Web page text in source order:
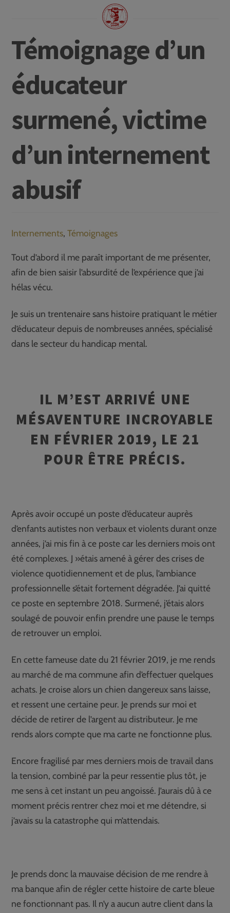
Témoignage d’un
éducateur
surmené, victime
d’un internement
abusif
Internements,Témoignages
Tout d’abord il me paraît important de me présenter,
afin de bien saisir l’absurdité de l’expérience que j’ai
hélas vécu.
Je suis un trentenaire sans histoire pratiquant le métier
d’éducateur depuis de nombreuses années, spécialisé
dans le secteur du handicap mental.
IL M’EST ARRIVÉ UNE
MÉSAVENTURE INCROYABLE
EN FÉVRIER 2019, LE 21
POUR ÊTRE PRÉCIS.
Après avoir occupé un poste d’éducateur auprès
d’enfants autistes non verbaux et violents durant onze
années, j’ai mis fin à ce poste car les derniers mois ont
été complexes. J »étais amené à gérer des crises de
violence quotidiennement et de plus, l’ambiance
professionnelle s’était fortement dégradée. J’ai quitté
ce poste en septembre 2018. Surmené, j’étais alors
soulagé de pouvoir enfin prendre une pause le temps
de retrouver un emploi.
En cette fameuse date du 21 février 2019, je me rends
au marché de ma commune afin d’effectuer quelques
achats. Je croise alors un chien dangereux sans laisse,
et ressent une certaine peur. Je prends sur moi et
décide de retirer de l’argent au distributeur. Je me
rends alors compte que ma carte ne fonctionne plus.
Encore fragilisé par mes derniers mois de travail dans
la tension, combiné par la peur ressentie plus tôt, je
me sens à cet instant un peu angoissé. J’aurais dû à ce
moment précis rentrer chez moi et me détendre, si
j’avais su la catastrophe qui m’attendais.
Je prends donc la mauvaise décision de me rendre à
ma banque afin de régler cette histoire de carte bleue
ne fonctionnant pas. Il n’y a aucun autre client dans la